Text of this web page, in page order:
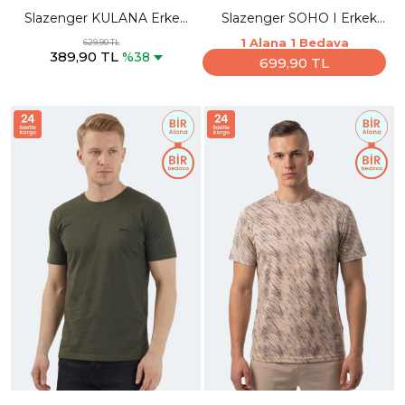
Slazenger KULANA Erkek
Oversıze Lacivert Tişört
629,90 TL
389,90 TL %38
Slazenger SOHO I Erkek
Polo Yaka Somon Tişört
1 Alana 1 Bedava
699,90 TL